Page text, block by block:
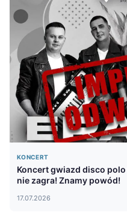
KONCERT
Koncert gwiazd disco polo
nie zagra! Znamy powód!
17.07.2026